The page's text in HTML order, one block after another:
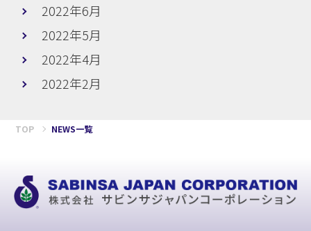
2022年6月
2022年5月
2022年4月
2022年2月
TOP NEWS一覧